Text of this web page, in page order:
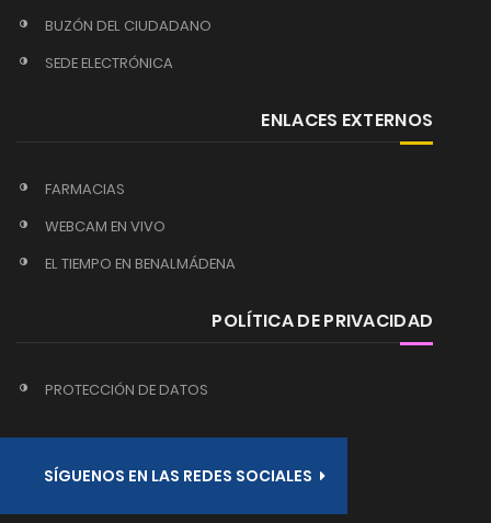
BUZÓN DEL CIUDADANO
SEDE ELECTRÓNICA
ENLACES EXTERNOS
FARMACIAS
WEBCAM EN VIVO
EL TIEMPO EN BENALMÁDENA
POLÍTICA DE PRIVACIDAD
PROTECCIÓN DE DATOS
SÍGUENOS EN LAS REDES SOCIALES